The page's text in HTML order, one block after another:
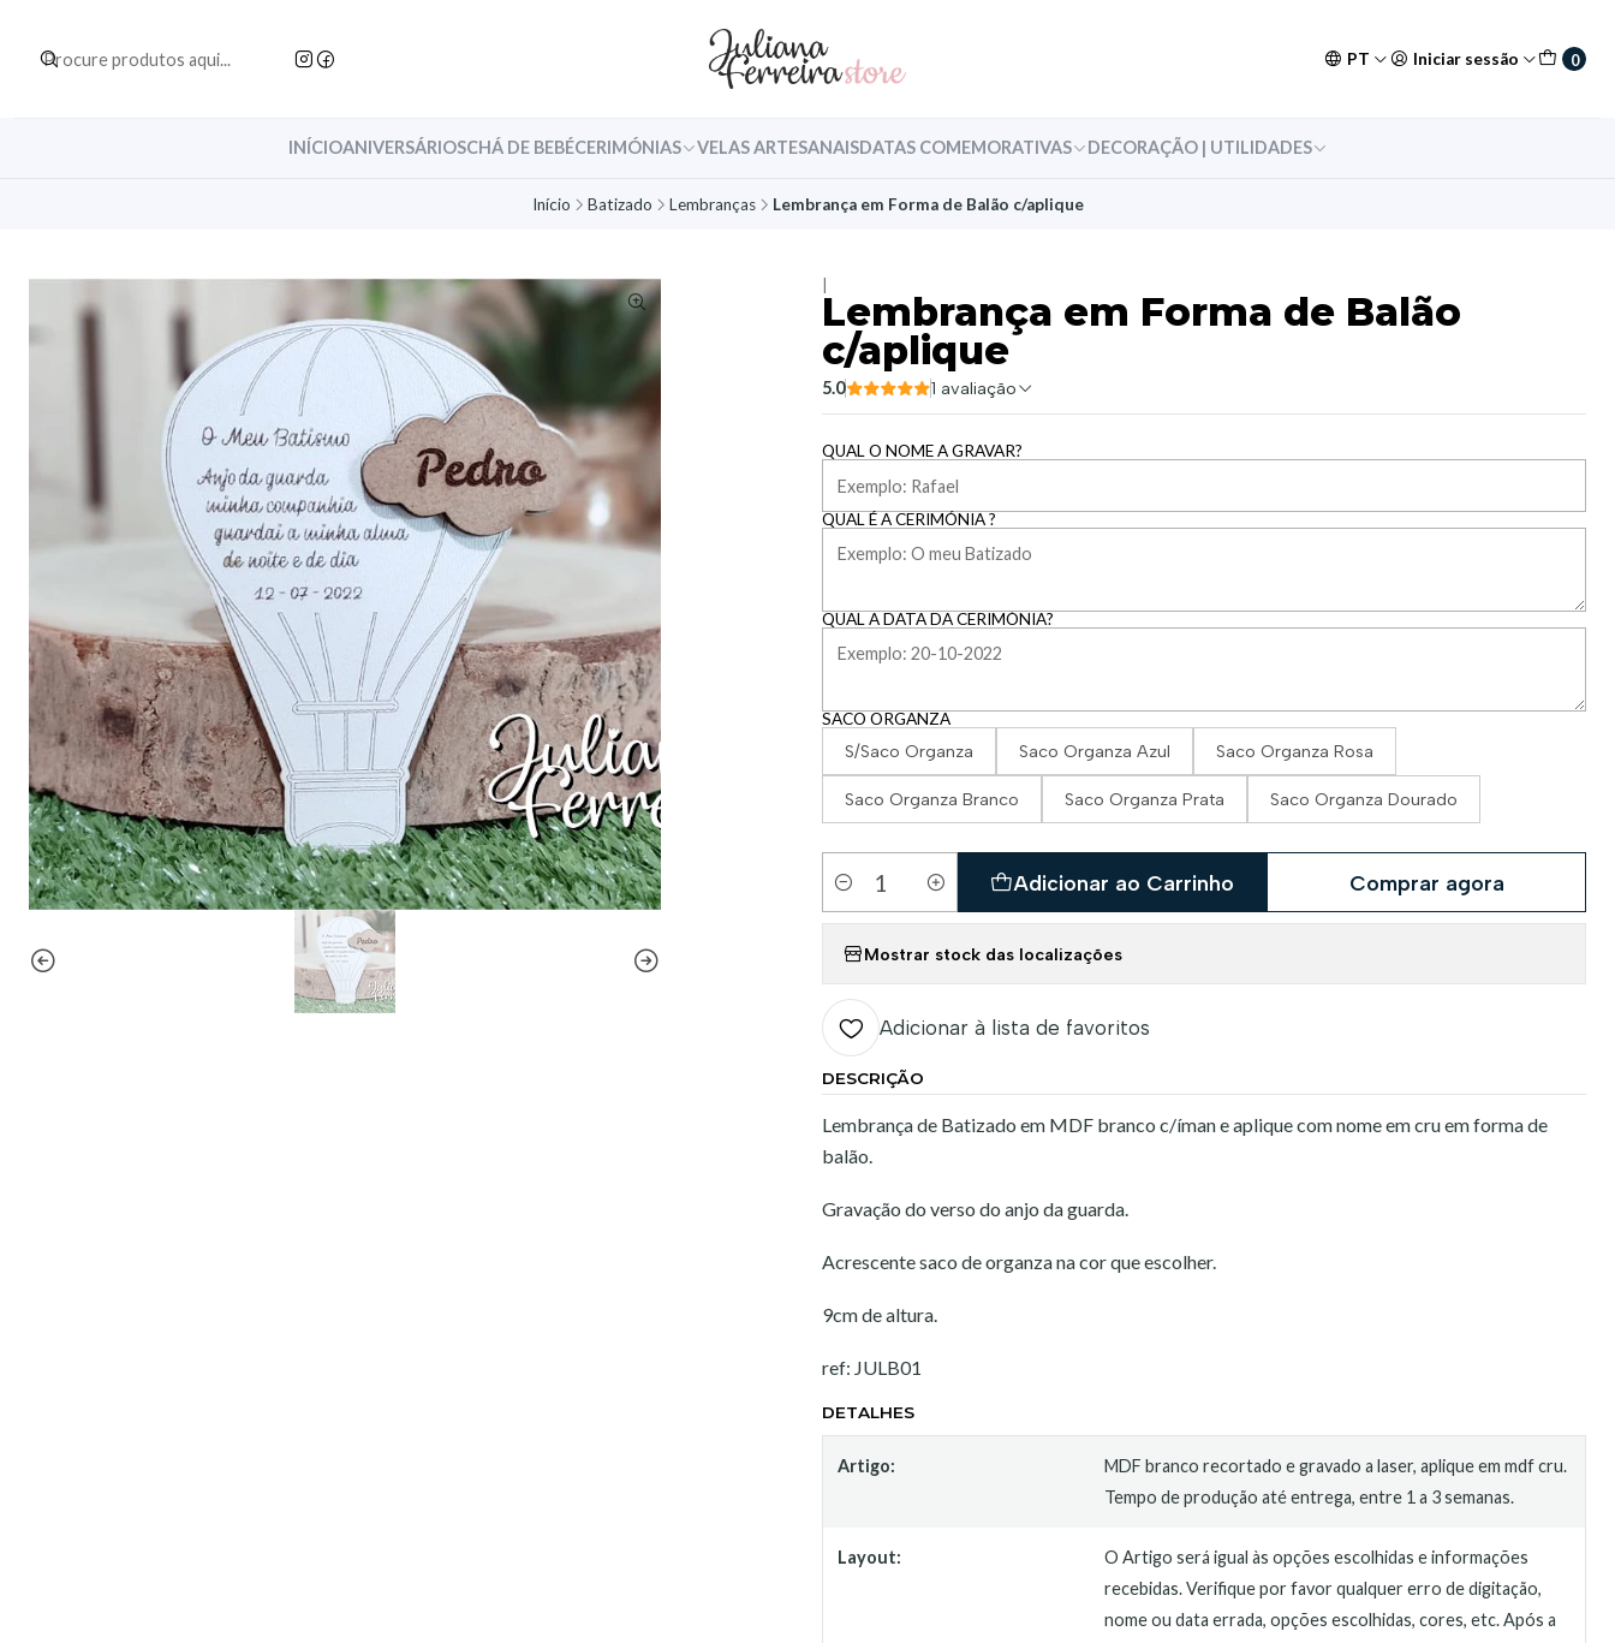
PT Iniciar sessão 0
INÍCIOANIVERSÁRIOSCHÁ DE BEBÉCERIMÓNIAS VELAS ARTESANAISDATAS COMEMORATIVAS DECORAÇÃO | UTILIDADES
Início Batizado Lembranças Lembrança em Forma de Balão c/aplique
Lembrança em Forma de Balão
c/aplique
5.0 1 avaliação
QUAL O NOME A GRAVAR?
QUAL É A CERIMÓNIA ?
QUAL A DATA DA CERIMÓNIA?
SACO ORGANZA
S/Saco Organza Saco Organza Azul Saco Organza Rosa
Saco Organza Branco Saco Organza Prata Saco Organza Dourado
Quantidade
Adicionar ao Carrinho Comprar agora
Mostrar stock das localizações
Adicionar à lista de favoritos
DESCRIÇÃO
Lembrança de Batizado em MDF branco c/íman e aplique com nome em cru em forma de
balão.
Gravação do verso do anjo da guarda.
Acrescente saco de organza na cor que escolher.
9cm de altura.
ref: JULB01
DETALHES
Artigo:
MDF branco recortado e gravado a laser, aplique em mdf cru.
Tempo de produção até entrega, entre 1 a 3 semanas.
Layout:
O Artigo será igual às opções escolhidas e informações
recebidas. Verifique por favor qualquer erro de digitação,
nome ou data errada, opções escolhidas, cores, etc. Após a